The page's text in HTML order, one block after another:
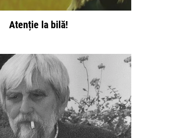
Atenție la bilă!